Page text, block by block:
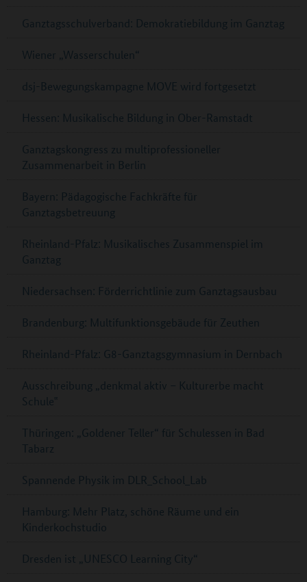
Ganztagsschulverband: Demokratiebildung im Ganztag
Wiener „Wasserschulen“
dsj-Bewegungskampagne MOVE wird fortgesetzt
Hessen: Musikalische Bildung in Ober-Ramstadt
Ganztagskongress zu multiprofessioneller
Zusammenarbeit in Berlin
Bayern: Pädagogische Fachkräfte für
Ganztagsbetreuung
Rheinland-Pfalz: Musikalisches Zusammenspiel im
Ganztag
Niedersachsen: Förderrichtlinie zum Ganztagsausbau
Brandenburg: Multifunktionsgebäude für Zeuthen
Rheinland-Pfalz: G8-Ganztagsgymnasium in Dernbach
Ausschreibung „denkmal aktiv – Kulturerbe macht
Schule‟
Thüringen: „Goldener Teller“ für Schulessen in Bad
Tabarz
Spannende Physik im DLR_School_Lab
Hamburg: Mehr Platz, schöne Räume und ein
Kinderkochstudio
Dresden ist „UNESCO Learning City“